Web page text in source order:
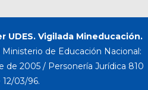
UDES. Vigilada Mineducación.
de Educación Nacional:
de 2005 / Personería Jurídica 810
12/03/96.